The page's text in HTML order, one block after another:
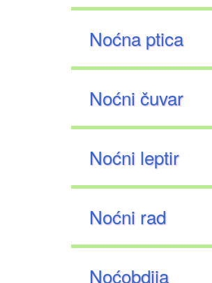
Noćna ptica
Noćni čuvar
Noćni leptir
Noćni rad
Noćobdija